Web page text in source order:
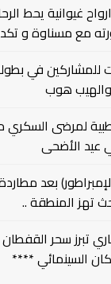
غيوانية يحط
مع مسناوة و
للمشاركين في
والهيب هوب
لمرضى
عيد الأضحى
تهز المنطقة ..
تبرز سحر
السينمائي ****